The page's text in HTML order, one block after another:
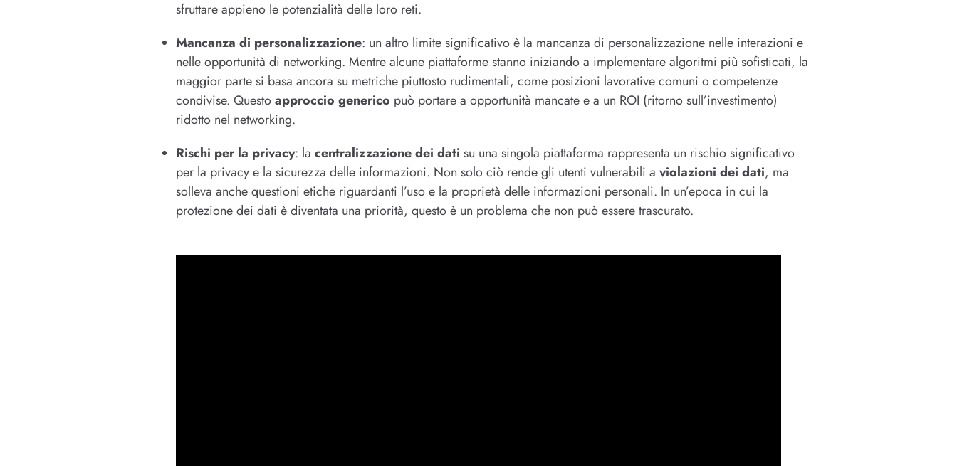
sfruttare appieno le potenzialità delle loro reti.
Mancanza di personalizzazione: un altro limite significativo è la mancanza di personalizzazione nelle interazioni e
nelle opportunità di networking. Mentre alcune piattaforme stanno iniziando a implementare algoritmi più sofisticati, la
maggior parte si basa ancora su metriche piuttosto rudimentali, come posizioni lavorative comuni o competenze
condivise. Questoapproccio generico può portare a opportunità mancate e a un ROI (ritorno sull’investimento)
ridotto nel networking.
Rischi per la privacy: la centralizzazione dei dati su una singola piattaforma rappresenta un rischio significativo
per la privacy e la sicurezza delle informazioni. Non solo ciò rende gli utenti vulnerabili a violazioni dei dati, ma
solleva anche questioni etiche riguardanti l’uso e la proprietà delle informazioni personali. In un’epoca in cui la
protezione dei dati è diventata una priorità, questo è un problema che non può essere trascurato.